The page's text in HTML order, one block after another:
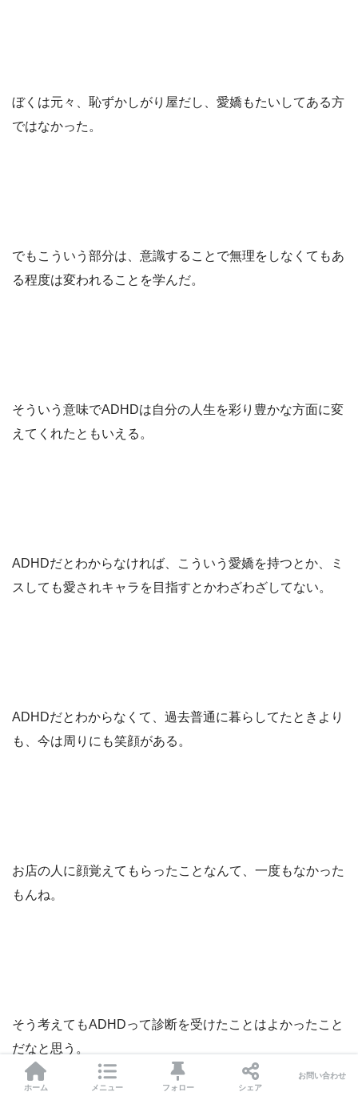
ぼくは元々、恥ずかしがり屋だし、愛嬌もたいしてある方
ではなかった。
でもこういう部分は、意識することで無理をしなくてもあ
る程度は変われることを学んだ。
そういう意味でADHDは自分の人生を彩り豊かな方面に変
えてくれたともいえる。
ADHDだとわからなければ、こういう愛嬌を持つとか、ミ
スしても愛されキャラを目指すとかわざわざしてない。
ADHDだとわからなくて、過去普通に暮らしてたときより
も、今は周りにも笑顔がある。
お店の人に顔覚えてもらったことなんて、一度もなかった
もんね。
そう考えてもADHDって診断を受けたことはよかったこと
だなと思う。
ホーム メニュー フォロー シェア
お問い合わせ